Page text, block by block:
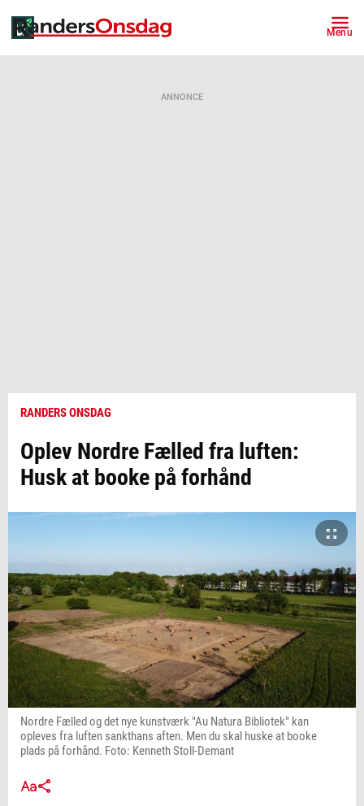
Menu
ANNONCE
RANDERS ONSDAG
Oplev Nordre Fælled fra luften:
Husk at booke på forhånd
Nordre Fælled og det nye kunstværk "Au Natura Bibliotek" kan
opleves fra luften sankthans aften. Men du skal huske at booke
plads på forhånd. Foto: Kenneth Stoll-Demant